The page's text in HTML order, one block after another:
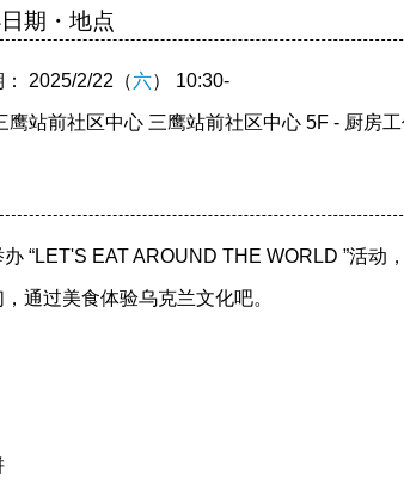
期・地点
2025/2/22（六） 10:30-
鹰站前社区中心 三鹰站前社区中心 5F - 厨房
“LET'S EAT AROUND THE WORLD ”活
通过美食体验乌克兰文化吧。